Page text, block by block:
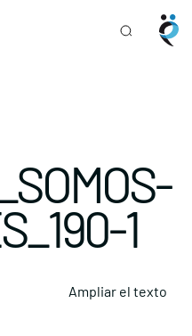
1
Ampliar el texto